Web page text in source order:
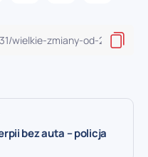
bez auta – policja